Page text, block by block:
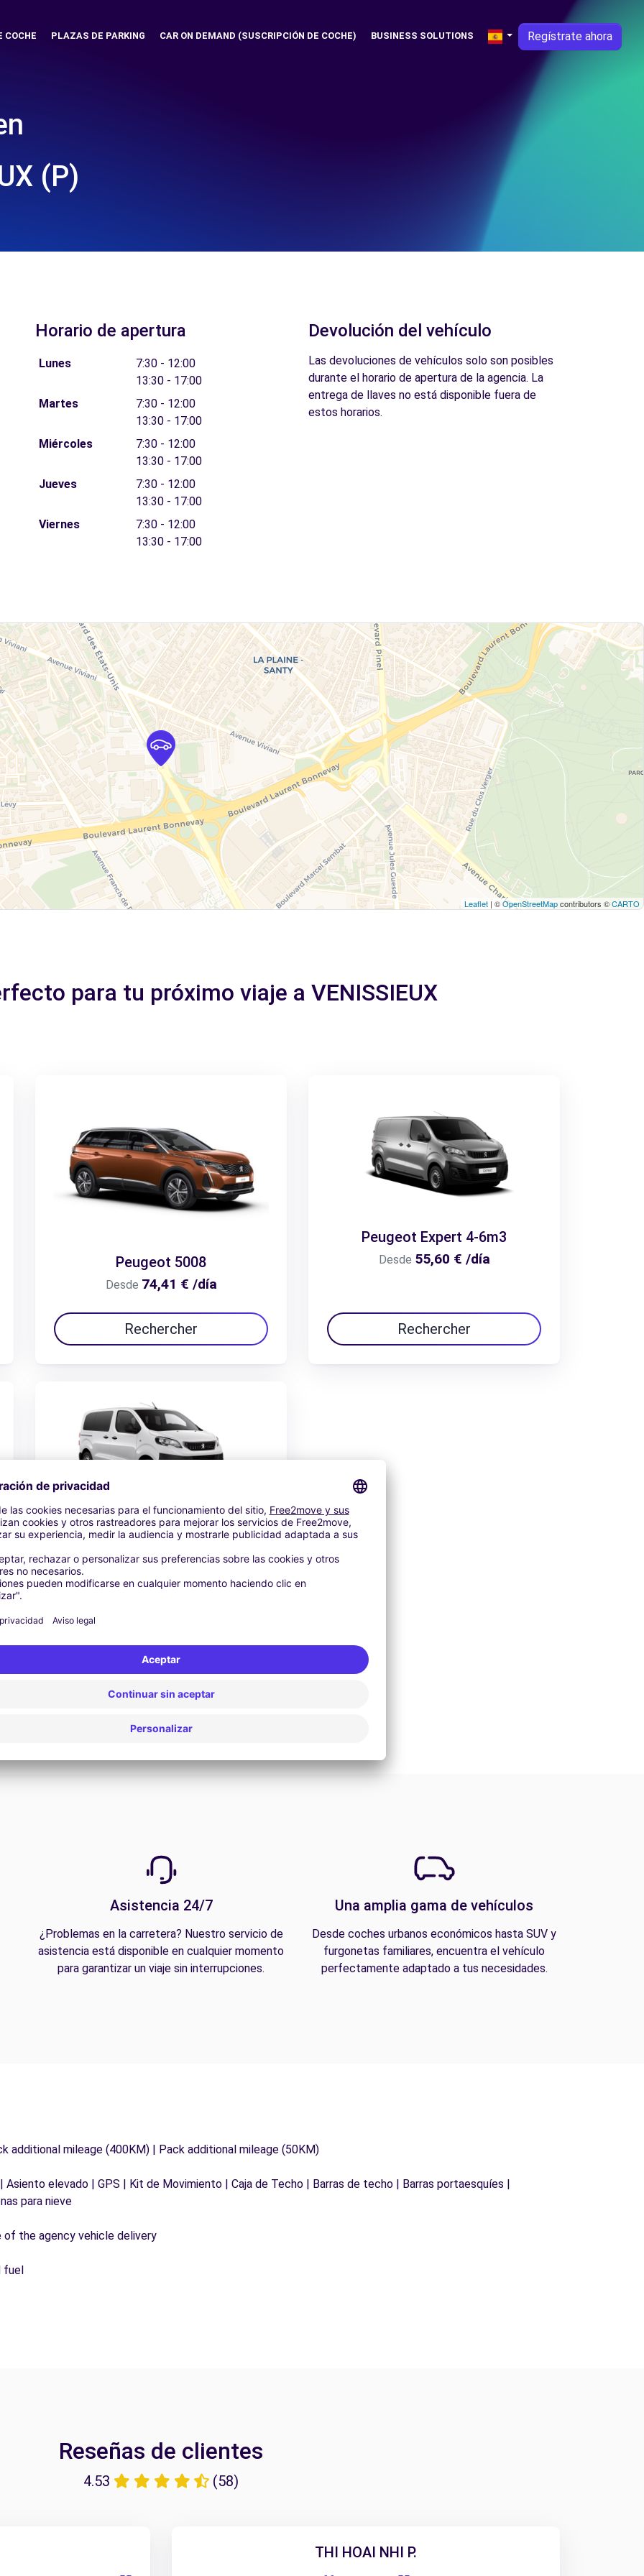
COCHE PLAZAS DE PARKING CAR ON DEMAND (SUSCRIPCIÓN DE COCHE) BUSINESS SOLUTIONS Regístrate ahora
(P)
Horario de apertura
Lunes
7:30 - 12:00
13:30 - 17:00
Martes
7:30 - 12:00
13:30 - 17:00
Miércoles
7:30 - 12:00
13:30 - 17:00
Jueves
7:30 - 12:00
13:30 - 17:00
Viernes
7:30 - 12:00
13:30 - 17:00
Devolución del vehículo
Las devoluciones de vehículos solo son posibles
durante el horario de apertura de la agencia. La
entrega de llaves no está disponible fuera de
estos horarios.
Leaflet | ©OpenStreetMapcontributors ©CARTO
para tu próximo viaje a VENISSIEUX
Peugeot 5008
Desde 74,41 € /día
Rechercher
Peugeot Expert 4-6m3
Desde 55,60 € /día
Rechercher
Peugeot Expert combi
112,51 € /día
Rechercher
Ver oferta
Asistencia 24/7
¿Problemas en la carretera? Nuestro servicio de
asistencia está disponible en cualquier momento
para garantizar un viaje sin interrupciones.
Una amplia gama de vehículos
Desde coches urbanos económicos hasta SUV y
furgonetas familiares, encuentra el vehículo
perfectamente adaptado a tus necesidades.
additional mileage (400KM) | Pack additional mileage (50KM)
elevado | GPS | Kit de Movimiento | Caja de Techo | Barras de techo | Barras portaesquíes |
para nieve
the agency vehicle delivery
Reseñas de clientes
4.53 (58)
THI HOAI NHI P.